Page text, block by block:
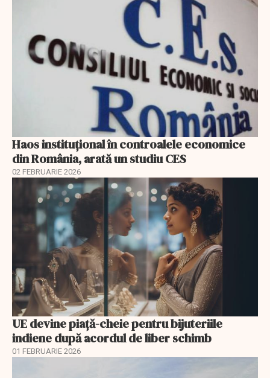
Haos instituțional în controalele economice
din România, arată un studiu CES
02 FEBRUARIE 2026
UE devine piață-cheie pentru bijuteriile
indiene după acordul de liber schimb
01 FEBRUARIE 2026